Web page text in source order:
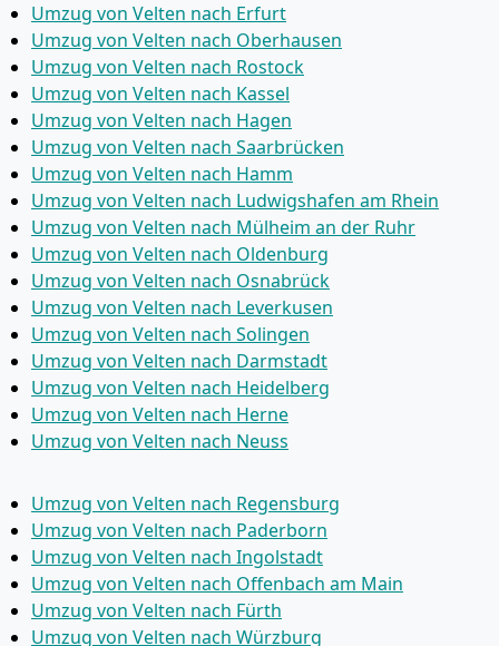
Umzug von Velten nach Erfurt
Umzug von Velten nach Oberhausen
Umzug von Velten nach Rostock
Umzug von Velten nach Kassel
Umzug von Velten nach Hagen
Umzug von Velten nach Saarbrücken
Umzug von Velten nach Hamm
Umzug von Velten nach Ludwigshafen am Rhein
Umzug von Velten nach Mülheim an der Ruhr
Umzug von Velten nach Oldenburg
Umzug von Velten nach Osnabrück
Umzug von Velten nach Leverkusen
Umzug von Velten nach Solingen
Umzug von Velten nach Darmstadt
Umzug von Velten nach Heidelberg
Umzug von Velten nach Herne
Umzug von Velten nach Neuss
Umzug von Velten nach Regensburg
Umzug von Velten nach Paderborn
Umzug von Velten nach Ingolstadt
Umzug von Velten nach Offenbach am Main
Umzug von Velten nach Fürth
Umzug von Velten nach Würzburg